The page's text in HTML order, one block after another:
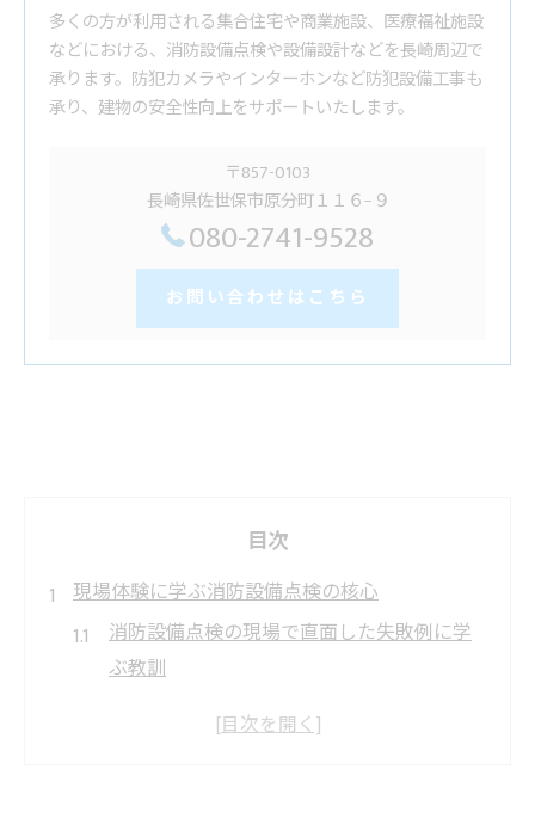
多くの方が利用される集合住宅や商業施設、医療福祉施設
などにおける、消防設備点検や設備設計などを長崎周辺で
承ります。防犯カメラやインターホンなど防犯設備工事も
承り、建物の安全性向上をサポートいたします。
〒857-0103
長崎県佐世保市原分町１１６−９
080-2741-9528
お問い合わせはこちら
目次
現場体験に学ぶ消防設備点検の核心
消防設備点検の現場で直面した失敗例に学
ぶ教訓
消防設備点検が現場で重要視される理由を